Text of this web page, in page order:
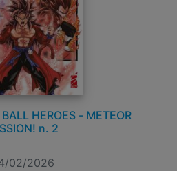
HEROES - METEOR
n. 2
02/2026